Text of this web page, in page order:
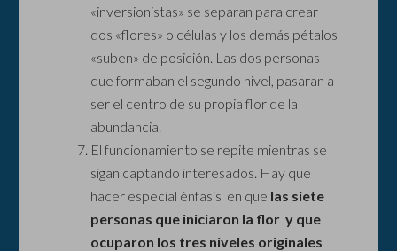
«inversionistas» se separan para crear
dos «flores» o células y los demás pétalos
«suben» de posición. Las dos personas
que formaban el segundo nivel, pasaran a
ser el centro de su propia flor de la
abundancia.
El funcionamiento se repite mientras se
sigan captando interesados. Hay que
hacer especial énfasis en que las siete
personas que iniciaron la flor y que
ocuparon los tres niveles originales